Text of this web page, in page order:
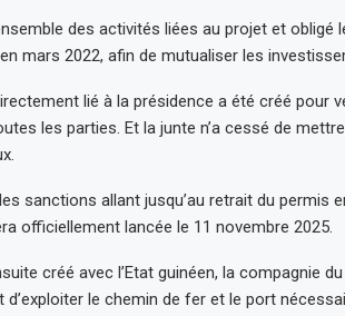
des activités liées au projet et
mars 2022, afin de mutualiser les
lié à la présidence a été créé pour
les parties. Et la junte n’a cessé de
sanctions allant jusqu’au retrait du permis
officiellement lancée le 11 novembre 2025.
créé avec l’Etat guinéen, la compagnie
le chemin de fer et le port